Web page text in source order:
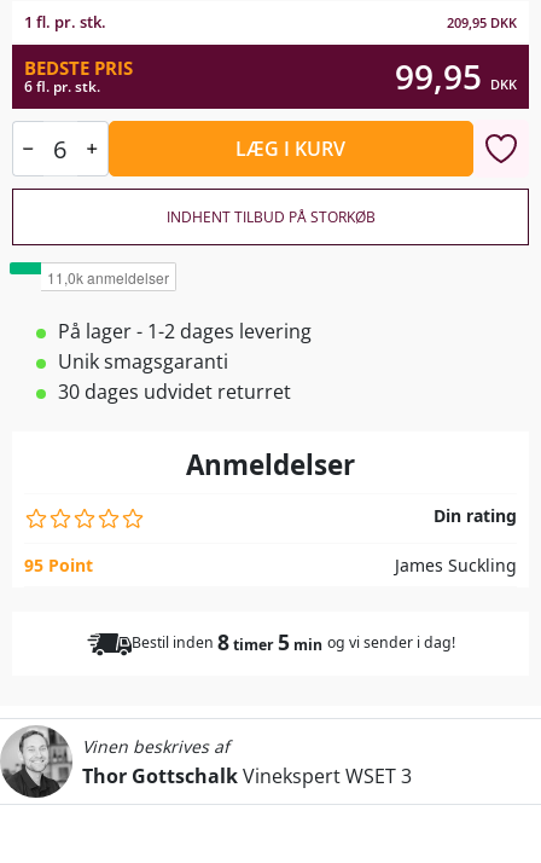
1 fl. pr. stk. 209,95 DKK
BEDSTE PRIS
6 fl. pr. stk. 99,95 DKK
LÆG I KURV
INDHENT TILBUD PÅ STORKØB
På lager - 1-2 dages levering
Unik smagsgaranti
30 dages udvidet returret
Anmeldelser
Din rating
95 Point James Suckling
Bestil inden 8timer5 min og vi sender i dag!
Vinen beskrives af
Thor GottschalkVinekspert WSET 3